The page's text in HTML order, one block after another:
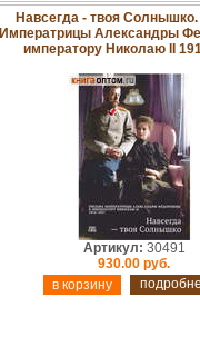
Навсегда - твоя
Императрицы Александры
императору Николаю II
Артикул: 30491
930.00 руб.